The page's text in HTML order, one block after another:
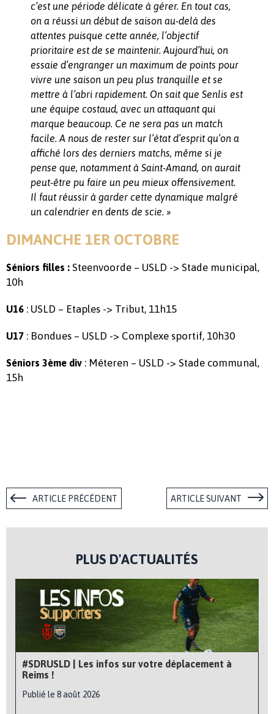
c’est une période délicate à gérer. En tout cas,
on a réussi un début de saison au-delà des
attentes puisque cette année, l’objectif
prioritaire est de se maintenir. Aujourd’hui, on
essaie d’engranger un maximum de points pour
vivre une saison un peu plus tranquille et se
mettre à l’abri rapidement. On sait que Senlis est
une équipe costaud, avec un attaquant qui
marque beaucoup. Ce ne sera pas un match
facile. A nous de rester sur l’état d’esprit qu’on a
affiché lors des derniers matchs, même si je
pense que, notamment à Saint-Amand, on aurait
peut-être pu faire un peu mieux offensivement.
Il faut réussir à garder cette dynamique malgré
un calendrier en dents de scie. »
DIMANCHE 1ER OCTOBRE
Séniors filles : Steenvoorde – USLD -> Stade municipal,
10h
U16 : USLD – Etaples -> Tribut, 11h15
U17 : Bondues – USLD -> Complexe sportif, 10h30
Séniors 3ème div : Méteren – USLD -> Stade communal,
15h
ARTICLE PRÉCÉDENT ARTICLE SUIVANT
PLUS D'ACTUALITÉS
#SDRUSLD | Les infos sur votre déplacement à
Reims !
Publié le 8 août 2026